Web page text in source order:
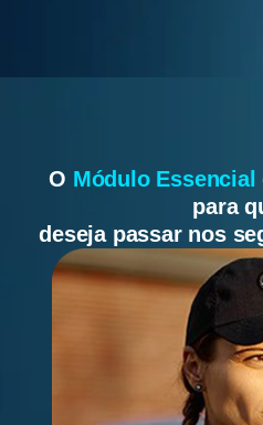
O Módulo Essencial
para
deseja passar nos